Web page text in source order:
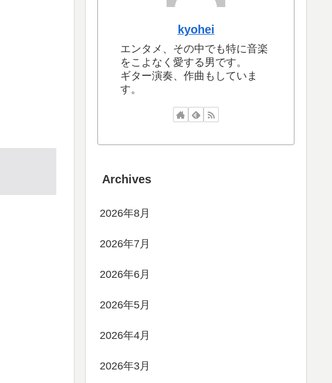
kyohei
エンタメ、その中でも特に音楽
をこよなく愛する男です。
ギター演奏、作曲もしていま
す。
Archives
2026年8月
2026年7月
2026年6月
2026年5月
2026年4月
2026年3月